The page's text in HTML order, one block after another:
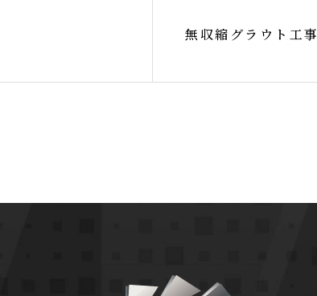
無収縮グラウト工事